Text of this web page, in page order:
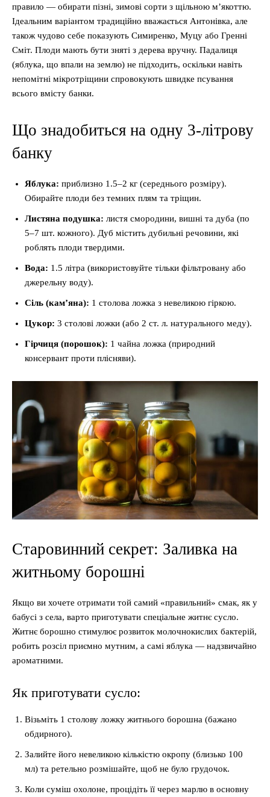
правило — обирати пізні, зимові сорти з щільною м’якоттю.
Ідеальним варіантом традиційно вважається Антонівка, але
також чудово себе показують Симиренко, Муцу або Гренні
Сміт. Плоди мають бути зняті з дерева вручну. Падалиця
(яблука, що впали на землю) не підходить, оскільки навіть
непомітні мікротріщини спровокують швидке псування
всього вмісту банки.
Що знадобиться на одну 3-літрову
банку
Яблука: приблизно 1.5–2 кг (середнього розміру).
Обирайте плоди без темних плям та тріщин.
Листяна подушка: листя смородини, вишні та дуба (по
5–7 шт. кожного). Дуб містить дубильні речовини, які
роблять плоди твердими.
Вода: 1.5 літра (використовуйте тільки фільтровану або
джерельну воду).
Сіль (кам’яна): 1 столова ложка з невеликою гіркою.
Цукор: 3 столові ложки (або 2 ст. л. натурального меду).
Гірчиця (порошок): 1 чайна ложка (природний
консервант проти плісняви).
Старовинний секрет: Заливка на
житньому борошні
Якщо ви хочете отримати той самий «правильний» смак, як у
бабусі з села, варто приготувати спеціальне житнє сусло.
Житнє борошно стимулює розвиток молочнокислих бактерій,
робить розсіл приємно мутним, а самі яблука — надзвичайно
ароматними.
Як приготувати сусло:
Візьміть 1 столову ложку житнього борошна (бажано
обдирного).
Залийте його невеликою кількістю окропу (близько 100
мл) та ретельно розмішайте, щоб не було грудочок.
Коли суміш охолоне, процідіть її через марлю в основну